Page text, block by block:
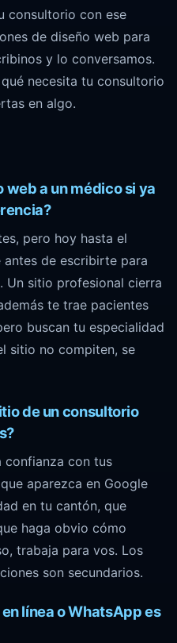
consultorio con ese
de diseño web para
y lo conversamos.
necesita tu consultorio
en algo.
web a un médico si ya
pero hoy hasta el
de escribirte para
Un sitio profesional cierra
te trae pacientes
buscan tu especialidad
sitio no compiten, se
de un consultorio
confianza con tus
aparezca en Google
en tu cantón, que
haga obvio cómo
trabaja para vos. Los
son secundarios.
línea o WhatsApp es